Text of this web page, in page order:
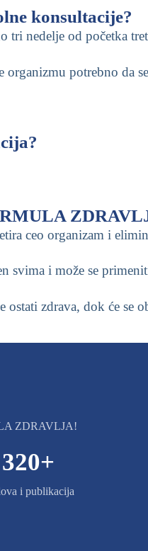
konsultacije?
nedelje od početka
potrebno da
ceo organizam i
svima i može se
ostati zdrava, dok će
ZDRAVLJA!
i publikacija
320+